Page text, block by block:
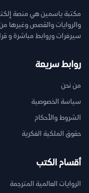
مكتبة ياسمين هي منصة
سيرفرات وروابط مباشرة و
روابط سريعة
من نحن
سياسة الخصوصية
الشروط والأحكام
حقوق الملكية الفكرية
أقسام الكتب
الروايات العالمية المترجمة